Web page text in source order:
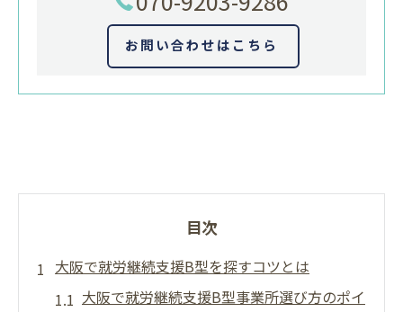
お問い合わせはこちら
目次
大阪で就労継続支援B型を探すコツとは
大阪で就労継続支援B型事業所選び方のポイ